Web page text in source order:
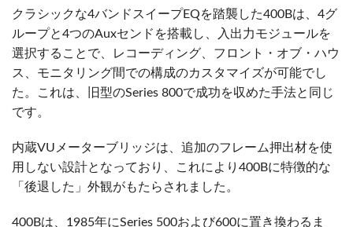
クラシックな4バンドスイープEQを踏襲した400Bは、4グ
ループと4つのAuxセンドを搭載し、入出力モジュールを
選択することで、レコーディング、フロント・オブ・ハウ
ス、モニタリング間での構成のカスタマイズが可能でし
た。これは、旧型のSeries 800で成功を収めた手法と同じ
です。
内蔵VUメーターブリッジは、追加のフレーム押出材を使
用しない設計となっており、これにより400Bに特徴的な
「後退した」外観がもたらされました。
400Bは、1985年にSeries 500および600に置き換わるま